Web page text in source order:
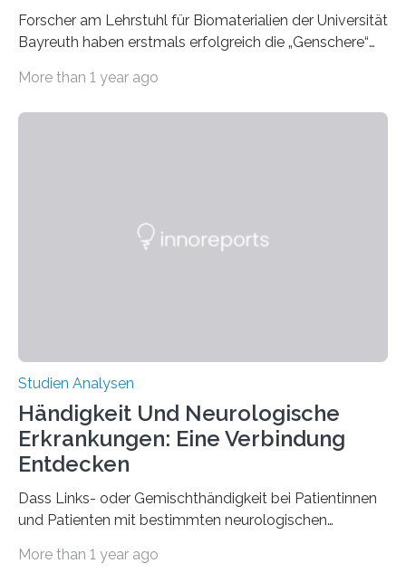
Forscher am Lehrstuhl für Biomaterialien der Universität
Bayreuth haben erstmals erfolgreich die „Genschere“
produzierten nach der Gen-Editierung rot
biologisch abbaubar. Wenn es gelingt, die Produktion
More than 1 year ago
Studien Analysen
Händigkeit Und Neurologische
Erkrankungen: Eine Verbindung
Entdecken
Dass Links- oder Gemischthändigkeit bei Patientinnen
und Patienten mit bestimmten neurologischen
auffällig häufig vorkommt, ist eine oft berichtete
More than 1 year ago